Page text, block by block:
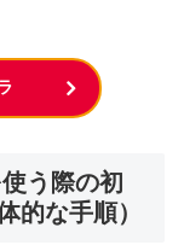
う際の初
的な手順）